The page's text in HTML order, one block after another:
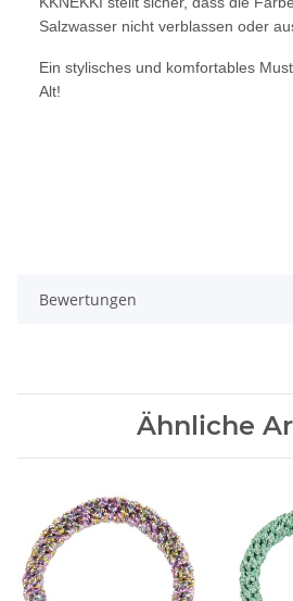
Salzwasser nicht verblassen oder
Ein stylisches und komfortables
Alt!
Bewertungen
Ähnliche